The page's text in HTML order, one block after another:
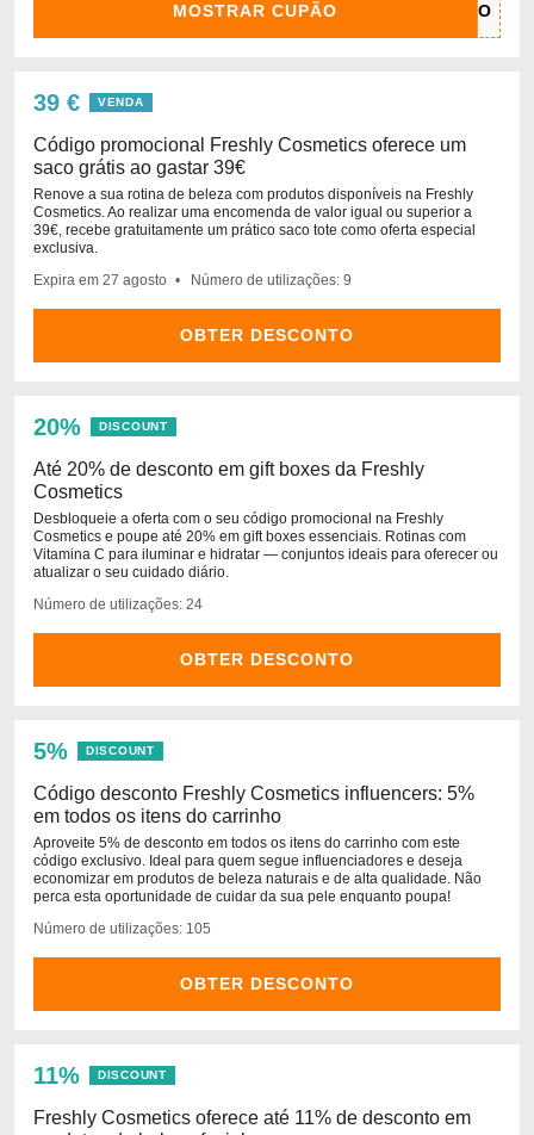
MOSTRAR CUPÃO
39 € VENDA
Código promocional Freshly Cosmetics oferece um
saco grátis ao gastar 39€
Renove a sua rotina de beleza com produtos disponíveis na Freshly
Cosmetics. Ao realizar uma encomenda de valor igual ou superior a
39€, recebe gratuitamente um prático saco tote como oferta especial
exclusiva.
Expira em 27 agosto Número de utilizações: 9
OBTER DESCONTO
20% DISCOUNT
Até 20% de desconto em gift boxes da Freshly
Cosmetics
Desbloqueie a oferta com o seu código promocional na Freshly
Cosmetics e poupe até 20% em gift boxes essenciais. Rotinas com
Vitamina C para iluminar e hidratar — conjuntos ideais para oferecer ou
atualizar o seu cuidado diário.
Número de utilizações: 24
OBTER DESCONTO
5% DISCOUNT
Código desconto Freshly Cosmetics influencers: 5%
em todos os itens do carrinho
Aproveite 5% de desconto em todos os itens do carrinho com este
código exclusivo. Ideal para quem segue influenciadores e deseja
economizar em produtos de beleza naturais e de alta qualidade. Não
perca esta oportunidade de cuidar da sua pele enquanto poupa!
Número de utilizações: 105
OBTER DESCONTO
11% DISCOUNT
Freshly Cosmetics oferece até 11% de desconto em